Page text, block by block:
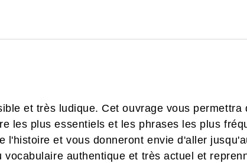
et très ludique. Cet ouvrage vous permettra
les plus essentiels et les phrases les plus
l'histoire et vous donneront envie d'aller
authentique et très actuel et